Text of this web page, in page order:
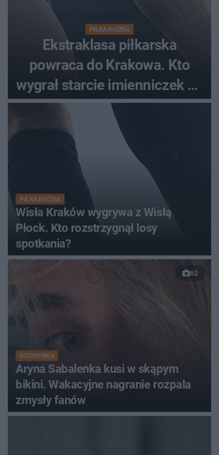
PIŁKA NOŻNA
Ekstraklasa piłkarska
powraca do Krakowa. Kto
wygrał starcie imienniczek na
pełnym stadionie
PIŁKA NOŻNA
Wisła Kraków wygrywa z Wisłą
Płock. Kto rozstrzygnął losy
spotkania?
62
ROZRYWKA
Aryna Sabalenka kusi w skąpym
bikini. Wakacyjne nagranie rozpala
zmysły fanów